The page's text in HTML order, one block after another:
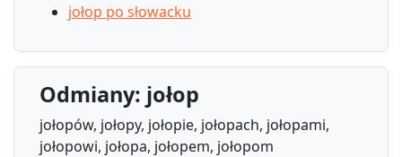
jołop po słowacku
Odmiany: jołop
jołopów, jołopy, jołopie, jołopach, jołopami,
jołopowi, jołopa, jołopem, jołopom